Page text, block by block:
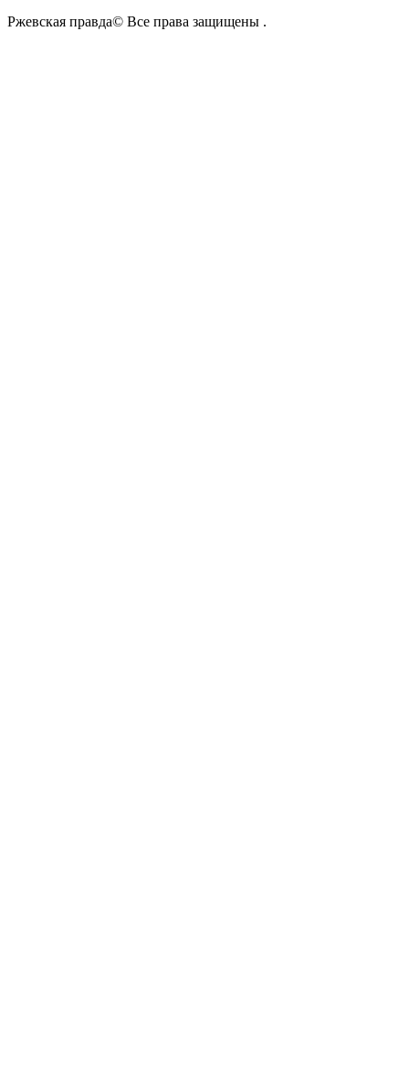
Ржевская правда© Все права защищены .